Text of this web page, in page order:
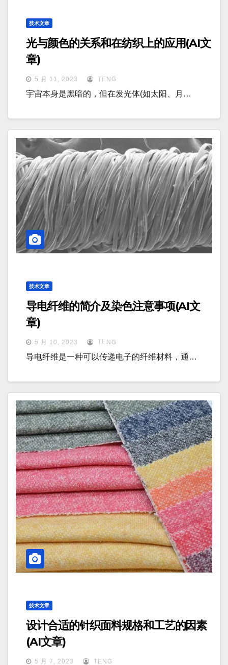
技术文章
光与颜色的关系和在纺织上的应用(AI文
章)
5 月 11, 2023 TENG
宇宙本身是黑暗的，但在发光体(如太阳、月…
技术文章
导电纤维的简介及染色注意事项(AI文
章)
5 月 10, 2023 TENG
导电纤维是一种可以传递电子的纤维材料，通…
技术文章
设计合适的针织面料规格和工艺的因素
(AI文章)
5 月 7, 2023 TENG